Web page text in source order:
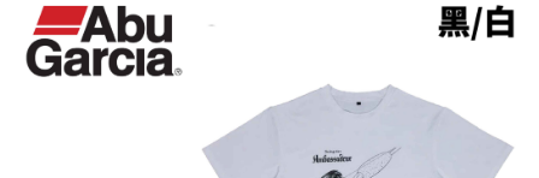
４．使用「AFTEE先享後付」時，將依據個別帳號之用戶狀況，依本公司即
時審查核予不同之上限額度；若仍有額度不足之情形，本公司將視審查結果
請求用戶進行身份認證。
５．嚴禁一人註冊多個帳號或使用他人資訊註冊。若發現惡意使用之情形，
恩沛科技股份有限公司將有權停止該用戶之使用額度並採取法律行動。
貨到付款（門市自取請勿下單，請聯繫客服）
每筆NT$200，滿NT$3,000(含以上)免運費
國家/地區配送(**下單前請私訊客服確認實際運費(運費另